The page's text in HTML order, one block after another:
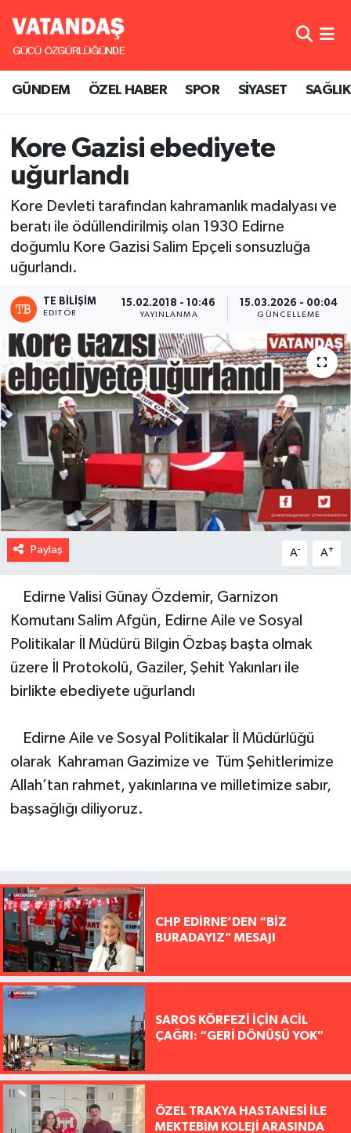
GÜNDEM ÖZEL HABER SPOR SİYASET SAĞLIK
Kore Gazisi ebediyete
uğurlandı
Kore Devleti tarafından kahramanlık madalyası ve
beratı ile ödüllendirilmiş olan 1930 Edirne
doğumlu Kore Gazisi Salim Epçeli sonsuzluğa
uğurlandı.
TE BILIŞIM
EDITÖR
15.02.2018 - 10:46
YAYINLANMA
15.03.2026 - 00:04
GÜNCELLEME
Paylaş A- A+
Edirne Valisi Günay Özdemir, Garnizon
Komutanı Salim Afgün, Edirne Aile ve Sosyal
Politikalar İl Müdürü Bilgin Özbaş başta olmak
üzere İl Protokolü, Gaziler, Şehit Yakınları ile
birlikte ebediyete uğurlandı
Edirne Aile ve Sosyal Politikalar İl Müdürlüğü
olarak Kahraman Gazimize ve Tüm Şehitlerimize
Allah’tan rahmet, yakınlarına ve milletimize sabır,
başsağlığı diliyoruz.
CHP EDİRNE’DEN “BİZ
BURADAYIZ” MESAJI
SAROS KÖRFEZİ İÇİN ACİL
ÇAĞRI: “GERİ DÖNÜŞÜ YOK"
ÖZEL TRAKYA HASTANESİ İLE
MEKTEBİM KOLEJİ ARASINDA
GÜNDEM
SPOR
SİYASET
SAĞLIK
Hava Durumu
Süper Lig Puan Durumu ve Fikstür
Tüm Manşetler
Son Dakika Haberleri
Haber Arşivi